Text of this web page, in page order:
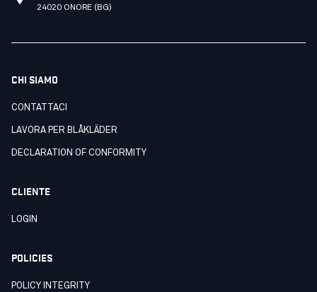
24020 ONORE (BG)
CHI SIAMO
CONTATTACI
LAVORA PER BLÅKLÄDER
DECLARATION OF CONFORMITY
CLIENTE
LOGIN
POLICIES
POLICY INTEGRITY